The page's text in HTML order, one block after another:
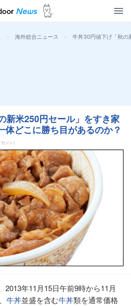
> 海外総合ニュース > 牛丼30円値下げ「秋の
新米250円セール」をすき家
体どこに勝ち目があるのか？
ジン）
2013年11月15日午前9時から11月
牛丼並盛を含む牛丼類を通常価格